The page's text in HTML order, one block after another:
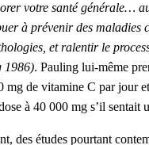
votre san­té géné­rale…
à pré­ve­nir des mala­dies
et ralen­tir le
1986). Pau­ling lui-même
mg de vita­mine C par jour
à 40 000 mg s’il sen­tait
des études pour­tant